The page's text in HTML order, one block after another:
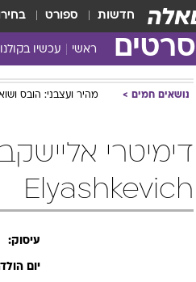
חדשות ספורט
סרטים ראשי עכשיו
נושאים חמים מהיר ועצבני: הובס
Elyashkevich
עיסוק:
יום